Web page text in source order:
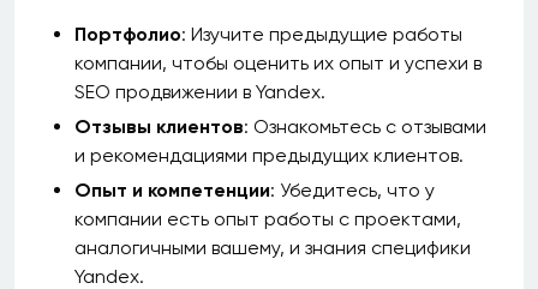
Портфолио: Изучите предыдущие работы
компании, чтобы оценить их опыт и успехи в
SEO продвижении в Yandex.
Отзывы клиентов: Ознакомьтесь с отзывами
и рекомендациями предыдущих клиентов.
Опыт и компетенции: Убедитесь, что у
компании есть опыт работы с проектами,
аналогичными вашему, и знания специфики
Yandex.